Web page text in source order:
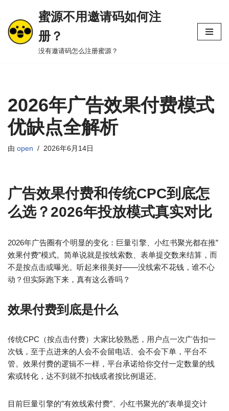
跳
至
蜜源不用邀请码如何注
册？
没有邀请码怎么注册蜜源？
2026年广告效果付费模式
优缺点全解析
由 open 2026年6月14日
广告效果付费和传统CPC到底怎
么选？2026年投放模式真实对比
2026年广告圈有个明显的变化：巨量引擎、小红书聚光都在推”
效果付费”模式。简单说就是按线索数、表单提交数来结算，而
不是按点击或曝光。听起来很美好——没线索不花钱，谁不心
动？但实际跑下来，真有这么香吗？
效果付费到底是什么
传统CPC（按点击付费）大家比较熟悉，用户点一次广告扣一
次钱，至于点进来的人会不会留电话、会不会下单，平台不
管。效果付费的逻辑不一样，平台承诺给你交付一定数量的线
索或转化，达不到就不扣钱或者按比例退还。
目前巨量引擎的”有效线索付费”、小红书聚光的”表单提交计